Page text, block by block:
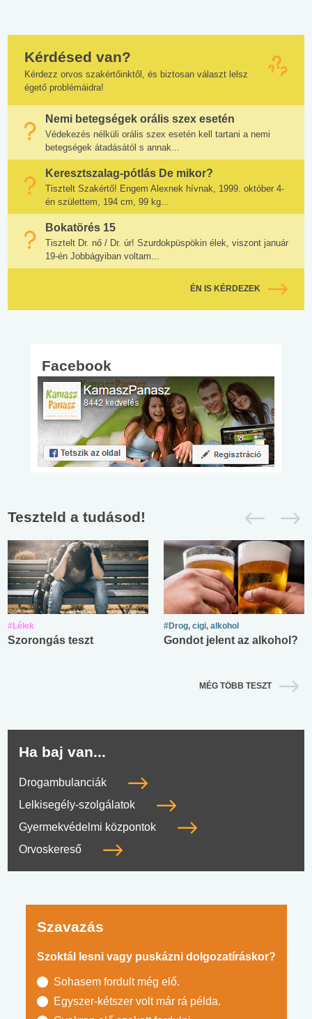
Kérdésed van?
Kérdezz orvos szakértőinktől, és biztosan választ lelsz
égető problémáidra!
Nemi betegségek orális szex esetén
Védekezés nélküli orális szex esetén kell tartani a nemi
betegségek átadásától s annak...
Keresztszalag-pótlás De mikor?
Tisztelt Szakértő! Engem Alexnek hívnak, 1999. október 4-
én születtem, 194 cm, 99 kg...
Bokatörés 15
Tisztelt Dr. nő / Dr. úr! Szurdokpüspökin élek, viszont január
19-én Jobbágyiban voltam...
ÉN IS KÉRDEZEK
Facebook
Teszteld a tudásod!
#Lélek
Szorongás teszt
#Drog, cigi, alkohol
Gondot jelent az alkohol?
MÉG TÖBB TESZT
Ha baj van...
Drogambulanciák
Lelkisegély-szolgálatok
Gyermekvédelmi központok
Orvoskereső
Szavazás
Szoktál lesni vagy puskázni dolgozatíráskor?
Sohasem fordult még elő.
Egyszer-kétszer volt már rá példa.